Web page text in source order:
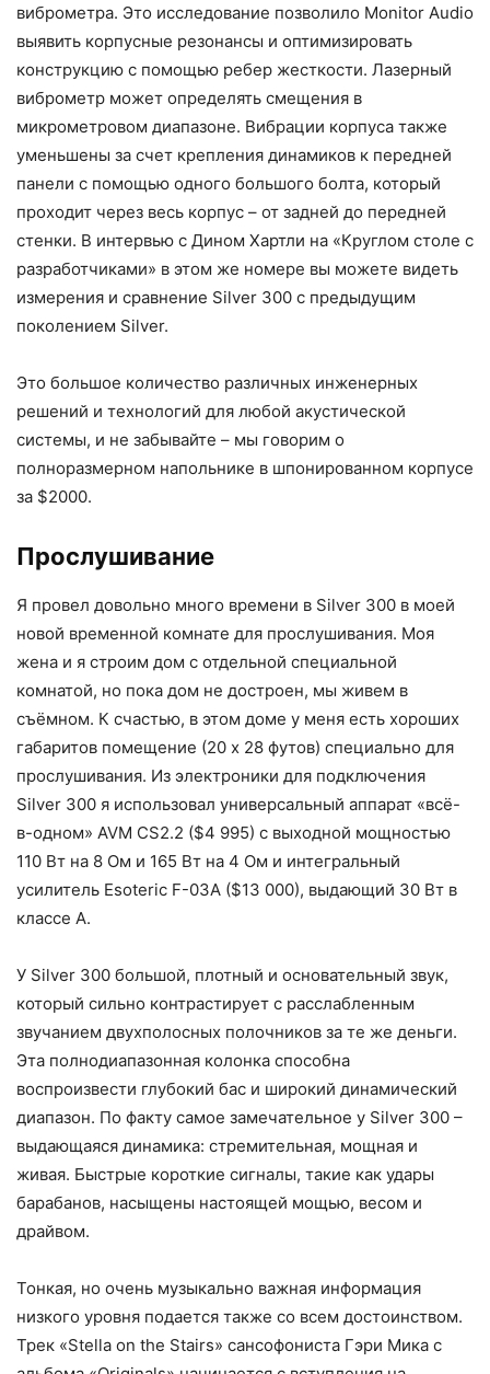
виброметра. Это исследование позволило Monitor Audio
выявить корпусные резонансы и оптимизировать
конструкцию с помощью ребер жесткости. Лазерный
виброметр может определять смещения в
микрометровом диапазоне. Вибрации корпуса также
уменьшены за счет крепления динамиков к передней
панели с помощью одного большого болта, который
проходит через весь корпус – от задней до передней
стенки. В интервью с Дином Хартли на «Круглом столе с
разработчиками» в этом же номере вы можете видеть
измерения и сравнение Silver 300 с предыдущим
поколением Silver.
Это большое количество различных инженерных
решений и технологий для любой акустической
системы, и не забывайте – мы говорим о
полноразмерном напольнике в шпонированном корпусе
за $2000.
Прослушивание
Я провел довольно много времени в Silver 300 в моей
новой временной комнате для прослушивания. Моя
жена и я строим дом с отдельной специальной
комнатой, но пока дом не достроен, мы живем в
съёмном. К счастью, в этом доме у меня есть хороших
габаритов помещение (20 х 28 футов) специально для
прослушивания. Из электроники для подключения
Silver 300 я использовал универсальный аппарат «всё-
в-одном» AVM CS2.2 ($4 995) с выходной мощностью
110 Вт на 8 Ом и 165 Вт на 4 Ом и интегральный
усилитель Esoteric F-03A ($13 000), выдающий 30 Вт в
классе А.
У Silver 300 большой, плотный и основательный звук,
который сильно контрастирует с расслабленным
звучанием двухполосных полочников за те же деньги.
Эта полнодиапазонная колонка способна
воспроизвести глубокий бас и широкий динамический
диапазон. По факту самое замечательное у Silver 300 –
выдающаяся динамика: стремительная, мощная и
живая. Быстрые короткие сигналы, такие как удары
барабанов, насыщены настоящей мощью, весом и
драйвом.
Тонкая, но очень музыкально важная информация
низкого уровня подается также со всем достоинством.
Трек «Stella on the Stairs» сансофониста Гэри Мика с